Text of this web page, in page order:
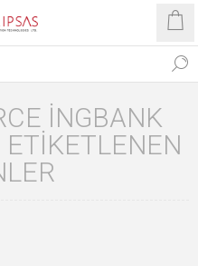
INGBANK